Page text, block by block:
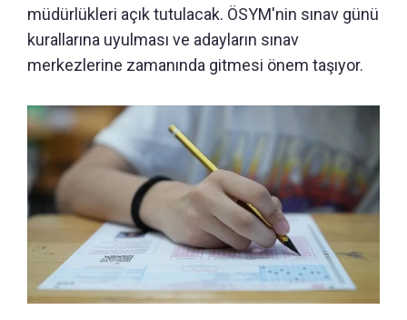
müdürlükleri açık tutulacak. ÖSYM'nin sınav günü
kurallarına uyulması ve adayların sınav
merkezlerine zamanında gitmesi önem taşıyor.